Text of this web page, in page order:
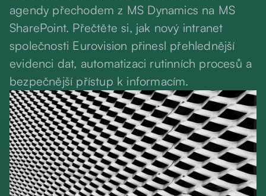
agendy přechodem z MS Dynamics na MS
SharePoint. Přečtěte si, jak nový intranet
společnosti Eurovision přinesl přehlednější
evidenci dat, automatizaci rutinních procesů a
bezpečnější přístup k informacím.